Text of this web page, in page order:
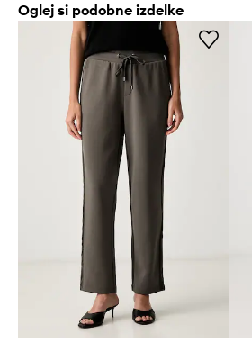
Oglej si podobne izdelke